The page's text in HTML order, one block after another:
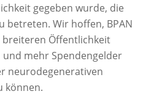
gegeben wurde, die
betreten. Wir hoffen, BPAN
breiteren Öffentlichkeit
mehr Spendengelder
neurodegenerativen
können.